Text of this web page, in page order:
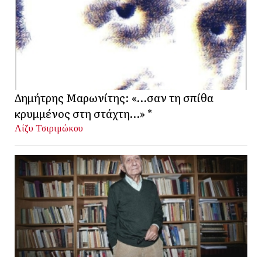
Δημήτρης Μαρωνίτης: «…σαν τη σπίθα
κρυμμένος στη στάχτη…» *
Λίζυ Τσιριμώκου